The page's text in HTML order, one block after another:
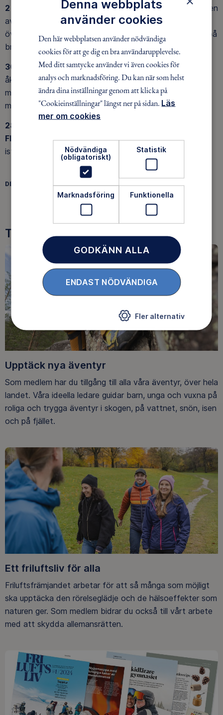
2 december
åkte vi en tur på Hönstorpasjön, östra delen
av östra Storsjön (övrig del för tunn is) och gick även
över till Lundsbolssjön och åkte ett varv. En härlig dag på
bra is och det blev 19 km.
30 novembervar vi 11 åkare som hade en mycket fin
åkning på MellanMalmen och Nedre Malmen. 8
minusgrader, solsken och svaga vindar. Vi åkte drygt 2
mil.
28 novemer 2022
Flundern
och fann en mycket fin is med ca 7 cm
istjocklek.
DELA
FACEBOOK
TWITTERLINKEDIN
Tre goda skäl att bli medlem
Upptäck nya äventyr
Som medlem har du tillgång till alla våra äventyr, över hela
landet. Våra ideella ledare guidar barn, unga och vuxna på
roliga och trygga äventyr i skogen, på vattnet, snön, isen
och på fjället.
Ett friluftsliv för alla
Friluftsfrämjandet arbetar för att så många som möjligt
ska upptäcka den rörelseglädje och de hälsoeffekter som
naturen ger. Som medlem bidrar du också till vårt arbete
med att skydda allemansrätten.
Denna webbplats
använder cookies
Den här webbplatsen använder nödvändiga
cookies för att ge dig en bra användarupplevelse.
Med ditt samtycke använder vi även cookies för
analys och marknadsföring. Du kan när som helst
ändra dina inställningar genom att klicka på
"Cookieinställningar" längst ner på sidan. Läs
mer om cookies
Nödvändiga
(obligatoriskt)
Statistik
Marknadsföring Funktionella
GODKÄNN ALLA
ENDAST NÖDVÄNDIGA
Fler alternativ